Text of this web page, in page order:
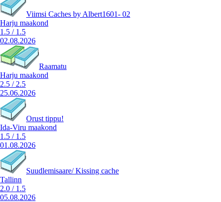
Viimsi Caches by Albert1601- 02
Harju maakond
1.5 / 1.5
02.08.2026
Raamatu
Harju maakond
2.5 / 2.5
25.06.2026
Orust tippu!
Ida-Viru maakond
1.5 / 1.5
01.08.2026
Suudlemisaare/ Kissing cache
Tallinn
2.0 / 1.5
05.08.2026